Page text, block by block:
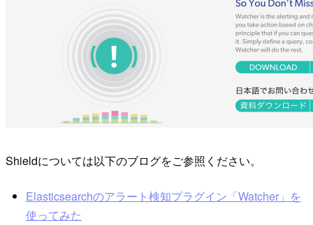
Shieldについては以下のブログをご参照ください。
Elasticsearchのアラート検知プラグイン「Watcher」を
使ってみた